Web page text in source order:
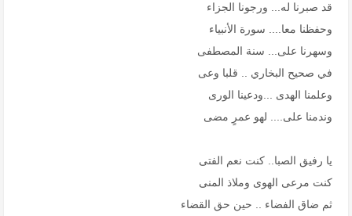
قد صبرنا له... ورجونا الجزاء
وحفظنا معا.... سورة الأنبياء
وسهرنا على... سنة المصطفى
في صحيح البخاري .. قلبا وعى
وعلمنا الهدى ...ودعينا الورى
وندمنا على.... لهو عمرٍ مضى
يا رفيق الصبا.. كنت نعم الفتى
كنت مرعى الهوى وملاذ المنى
ثم ضاق الفضاء .. حين حق القضاء